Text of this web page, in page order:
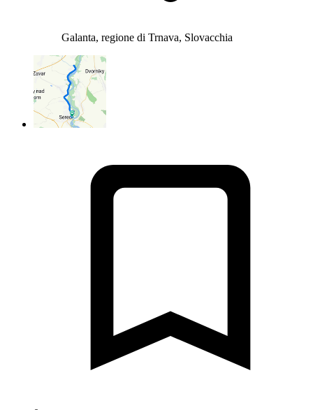
Galanta, regione di Trnava, Slovacchia